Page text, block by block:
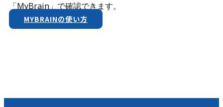
「MyBrain」で確認できます。
MYBRAINの使い方